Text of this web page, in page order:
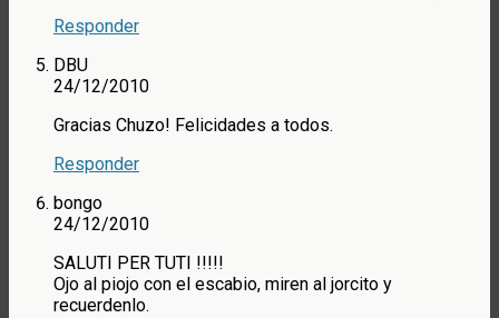
Responder
DBU
24/12/2010
Gracias Chuzo! Felicidades a todos.
Responder
bongo
24/12/2010
SALUTI PER TUTI !!!!!
Ojo al piojo con el escabio, miren al jorcito y
recuerdenlo.